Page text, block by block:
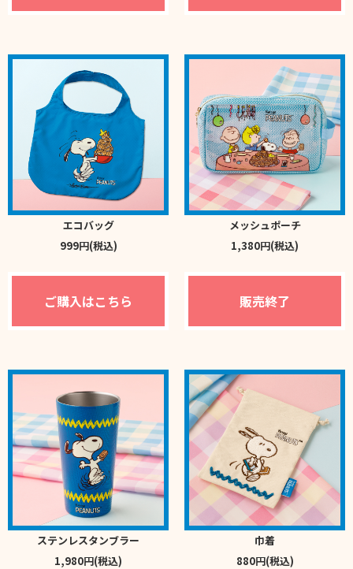
エコバッグ
999円(税込)
ご購入はこちら
メッシュポーチ
1,380円(税込)
販売終了
ステンレスタンブラー
1,980円(税込)
巾着
880円(税込)